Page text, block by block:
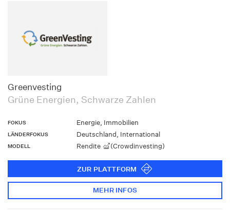
Greenvesting
Grüne Energien, Schwarze Zahlen
FOKUS Energie, Immobilien
LÄNDERFOKUS Deutschland, International
MODELL Rendite (Crowdinvesting)
ZUR PLATTFORM
MEHR INFOS